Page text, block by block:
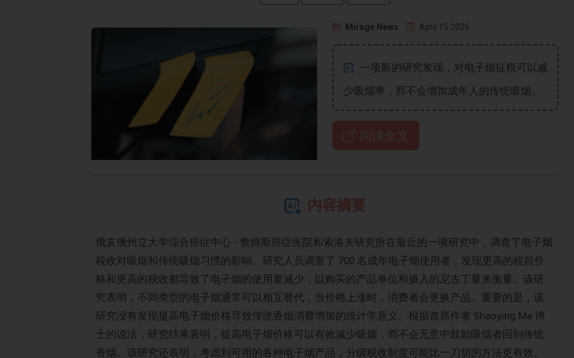
Mirage News April 15 2026
一项新的研究发现，对电子烟征税可以减
少吸烟率，而不会增加成年人的传统吸烟。
阅读全文
内容摘要
俄亥俄州立大学综合癌症中心 - 詹姆斯癌症医院和索洛夫研究所在最近的一项研究中，调查了电子烟
税收对吸烟和传统吸烟习惯的影响。研究人员调查了 700 名成年电子烟使用者，发现更高的税前价
格和更高的税收都导致了电子烟的使用量减少，以购买的产品单位和摄入的尼古丁量来衡量。该研
究表明，不同类型的电子烟通常可以相互替代，当价格上涨时，消费者会更换产品。重要的是，该
研究没有发现提高电子烟价格导致传统香烟消费增加的统计学意义。根据首席作者 Shaoying Ma 博
士的说法，研究结果表明，提高电子烟价格可以有效减少吸烟，而不会无意中鼓励吸烟者回到传统
香烟。该研究还表明，考虑到可用的各种电子烟产品，分级税收制度可能比一刀切的方法更有效。